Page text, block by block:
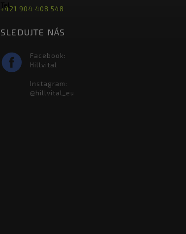
Tel.:
+421 904 408 548
SLEDUJTE NÁS
Facebook:
Hillvital
Instagram:
@hillvital_eu